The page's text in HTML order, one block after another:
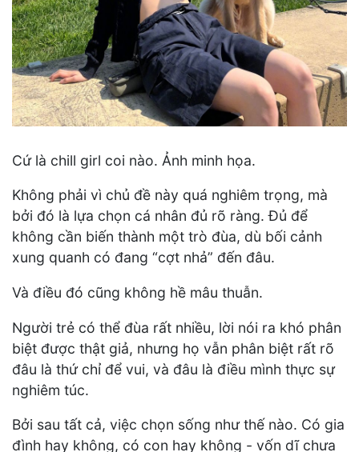
Cứ là chill girl coi nào. Ảnh minh họa.
Không phải vì chủ đề này quá nghiêm trọng, mà
bởi đó là lựa chọn cá nhân đủ rõ ràng. Đủ để
không cần biến thành một trò đùa, dù bối cảnh
xung quanh có đang “cợt nhả” đến đâu.
Và điều đó cũng không hề mâu thuẫn.
Người trẻ có thể đùa rất nhiều, lời nói ra khó phân
biệt được thật giả, nhưng họ vẫn phân biệt rất rõ
đâu là thứ chỉ để vui, và đâu là điều mình thực sự
nghiêm túc.
Bởi sau tất cả, việc chọn sống như thế nào. Có gia
đình hay không, có con hay không - vốn dĩ chưa